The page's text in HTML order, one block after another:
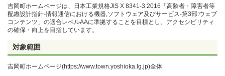
吉岡町ホームページは、日本工業規格JIS X 8341-3:2016「高齢者・障害者等
配慮設計指針-情報通信における機器,ソフトウェア及びサービス-第3部:ウェブ
コンテンツ」の適合レベルAAに準拠することを目標とし、アクセシビリティ
の確保・向上を目指しています。
対象範囲
吉岡町ホームページ(https://www.town.yoshioka.lg.jp)全体